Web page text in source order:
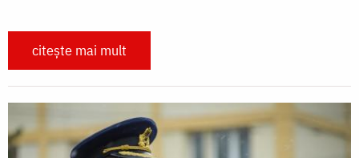
citește mai mult